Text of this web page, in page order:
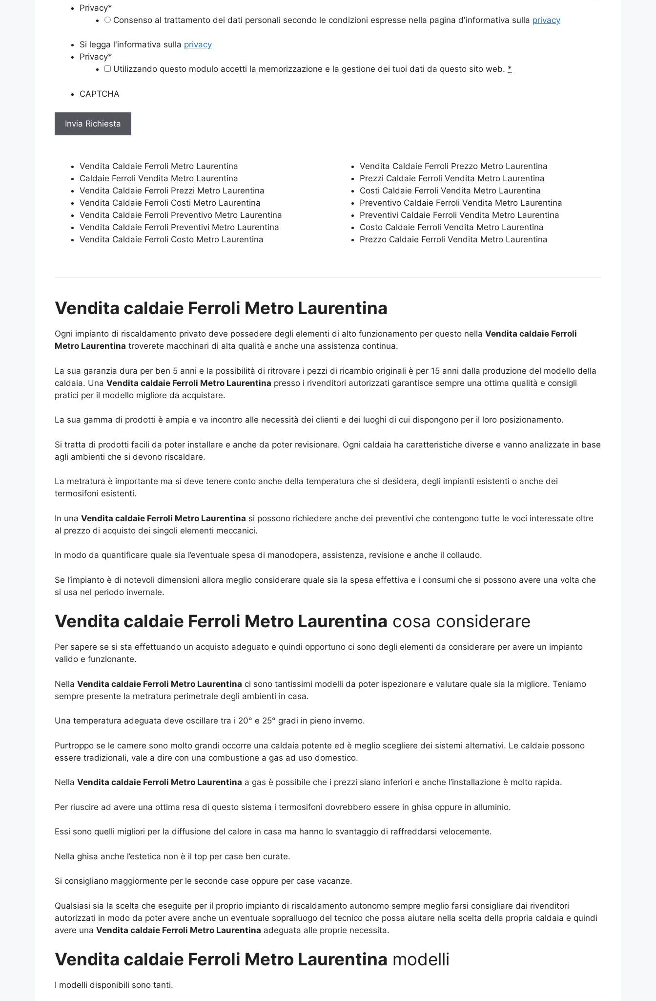
Privacy*
Consenso al trattamento dei dati personali secondo le condizioni espresse nella pagina d'informativa sulla privacy
Si legga l'informativa sulla privacy
Privacy*
Utilizzando questo modulo accetti la memorizzazione e la gestione dei tuoi dati da questo sito web. *
CAPTCHA
Vendita Caldaie Ferroli Metro Laurentina
Caldaie Ferroli Vendita Metro Laurentina
Vendita Caldaie Ferroli Prezzi Metro Laurentina
Vendita Caldaie Ferroli Costi Metro Laurentina
Vendita Caldaie Ferroli Preventivo Metro Laurentina
Vendita Caldaie Ferroli Preventivi Metro Laurentina
Vendita Caldaie Ferroli Costo Metro Laurentina
Vendita Caldaie Ferroli Prezzo Metro Laurentina
Prezzi Caldaie Ferroli Vendita Metro Laurentina
Costi Caldaie Ferroli Vendita Metro Laurentina
Preventivo Caldaie Ferroli Vendita Metro Laurentina
Preventivi Caldaie Ferroli Vendita Metro Laurentina
Costo Caldaie Ferroli Vendita Metro Laurentina
Prezzo Caldaie Ferroli Vendita Metro Laurentina
Vendita caldaie Ferroli Metro Laurentina
Ogni impianto di riscaldamento privato deve possedere degli elementi di alto funzionamento per questo nella Vendita caldaie Ferroli
Metro Laurentina troverete macchinari di alta qualità e anche una assistenza continua.
La sua garanzia dura per ben 5 anni e la possibilità di ritrovare i pezzi di ricambio originali è per 15 anni dalla produzione del modello della
caldaia. Una Vendita caldaie Ferroli Metro Laurentina presso i rivenditori autorizzati garantisce sempre una ottima qualità e consigli
pratici per il modello migliore da acquistare.
La sua gamma di prodotti è ampia e va incontro alle necessità dei clienti e dei luoghi di cui dispongono per il loro posizionamento.
Si tratta di prodotti facili da poter installare e anche da poter revisionare. Ogni caldaia ha caratteristiche diverse e vanno analizzate in base
agli ambienti che si devono riscaldare.
La metratura è importante ma si deve tenere conto anche della temperatura che si desidera, degli impianti esistenti o anche dei
termosifoni esistenti.
In una Vendita caldaie Ferroli Metro Laurentina si possono richiedere anche dei preventivi che contengono tutte le voci interessate oltre
al prezzo di acquisto dei singoli elementi meccanici.
In modo da quantificare quale sia l’eventuale spesa di manodopera, assistenza, revisione e anche il collaudo.
Se l’impianto è di notevoli dimensioni allora meglio considerare quale sia la spesa effettiva e i consumi che si possono avere una volta che
si usa nel periodo invernale.
Vendita caldaie Ferroli Metro Laurentina cosa considerare
Per sapere se si sta effettuando un acquisto adeguato e quindi opportuno ci sono degli elementi da considerare per avere un impianto
valido e funzionante.
Nella Vendita caldaie Ferroli Metro Laurentina ci sono tantissimi modelli da poter ispezionare e valutare quale sia la migliore. Teniamo
sempre presente la metratura perimetrale degli ambienti in casa.
Una temperatura adeguata deve oscillare tra i 20° e 25° gradi in pieno inverno.
Purtroppo se le camere sono molto grandi occorre una caldaia potente ed è meglio scegliere dei sistemi alternativi. Le caldaie possono
essere tradizionali, vale a dire con una combustione a gas ad uso domestico.
Nella Vendita caldaie Ferroli Metro Laurentina a gas è possibile che i prezzi siano inferiori e anche l’installazione è molto rapida.
Per riuscire ad avere una ottima resa di questo sistema i termosifoni dovrebbero essere in ghisa oppure in alluminio.
Essi sono quelli migliori per la diffusione del calore in casa ma hanno lo svantaggio di raffreddarsi velocemente.
Nella ghisa anche l’estetica non è il top per case ben curate.
Si consigliano maggiormente per le seconde case oppure per case vacanze.
Qualsiasi sia la scelta che eseguite per il proprio impianto di riscaldamento autonomo sempre meglio farsi consigliare dai rivenditori
autorizzati in modo da poter avere anche un eventuale sopralluogo del tecnico che possa aiutare nella scelta della propria caldaia e quindi
avere una Vendita caldaie Ferroli Metro Laurentina adeguata alle proprie necessita.
Vendita caldaie Ferroli Metro Laurentina modelli
I modelli disponibili sono tanti.